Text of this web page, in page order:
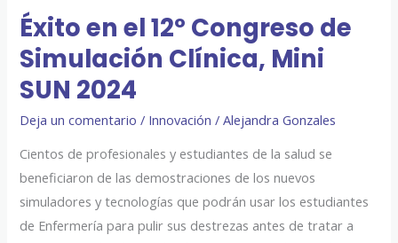
Éxito en el 12º Congreso de
Simulación Clínica, Mini
SUN 2024
Deja un comentario / Innovación /Alejandra Gonzales
Cientos de profesionales y estudiantes de la salud se
beneficiaron de las demostraciones de los nuevos
simuladores y tecnologías que podrán usar los estudiantes
de Enfermería para pulir sus destrezas antes de tratar a
Mini
SUN
2024